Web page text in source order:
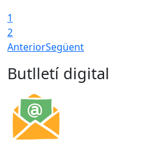
1
2
AnteriorSegüent
Butlletí digital